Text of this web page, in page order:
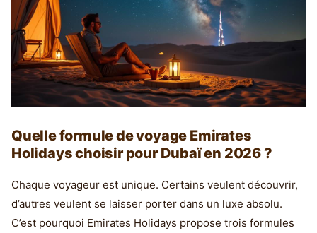
Quelle formule de voyage Emirates
Holidays choisir pour Dubaï en 2026 ?
Chaque voyageur est unique. Certains veulent découvrir,
d’autres veulent se laisser porter dans un luxe absolu.
C’est pourquoi Emirates Holidays propose trois formules